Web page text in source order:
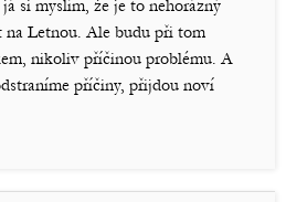
si myslím, že je to nehorázný
na Letnou. Ale budu při tom
nikoliv příčinou problému. A
příčiny, přijdou noví